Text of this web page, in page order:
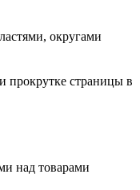
округами
прокрутке страницы в
над товарами